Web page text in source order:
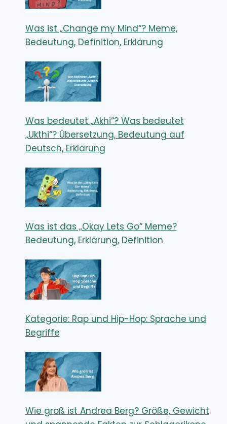
Was ist „Change my Mind“? Meme,
Bedeutung, Definition, Erklärung
Was bedeutet „Akhi“? Was bedeutet
„Ukthi“? Übersetzung, Bedeutung auf
Deutsch, Erklärung
Was ist das „Okay Lets Go“ Meme?
Bedeutung, Erklärung, Definition
Kategorie: Rap und Hip-Hop: Sprache und
Begriffe
Wie groß ist Andrea Berg? Größe, Gewicht